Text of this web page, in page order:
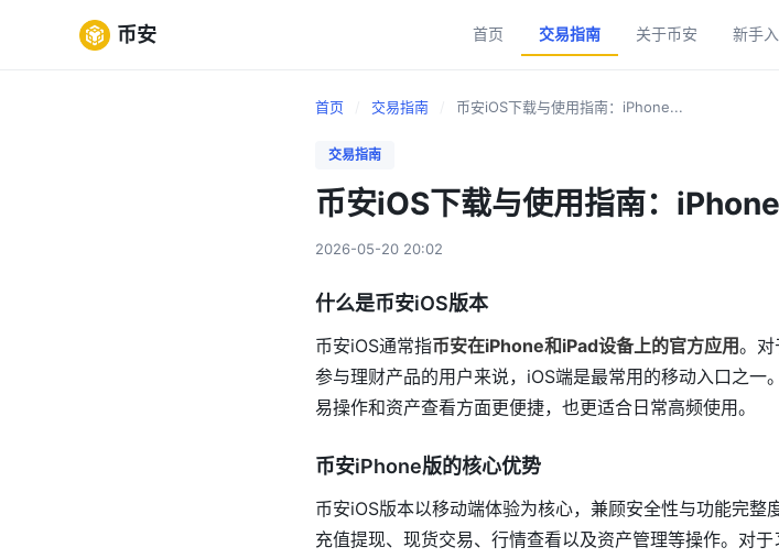
币安 首页 交易指南 关于币安 新手
首页 交易指南 币安iOS下载与使用指南：iPhone...
交易指南
币安iOS下载与使用指南：
2026-05-20 20:02
什么是币安iOS版本
币安iOS通常指币安在iPhone和iPad设备上的官方应用。对
参与理财产品的用户来说，iOS端是最常用的移动入口之一
易操作和资产查看方面更便捷，也更适合日常高频使用。
币安iPhone版的核心优势
币安iOS版本以移动端体验为核心，兼顾安全性与功能完整
充值提现、现货交易、行情查看以及资产管理等操作。对